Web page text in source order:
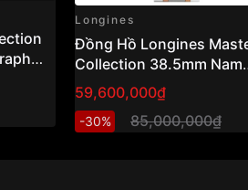
–
Longines
Đồng Hồ Longines
Collection 38.5mm Nam
L2.755.5.99.7
59,600,000₫
-30% 85,000,000₫